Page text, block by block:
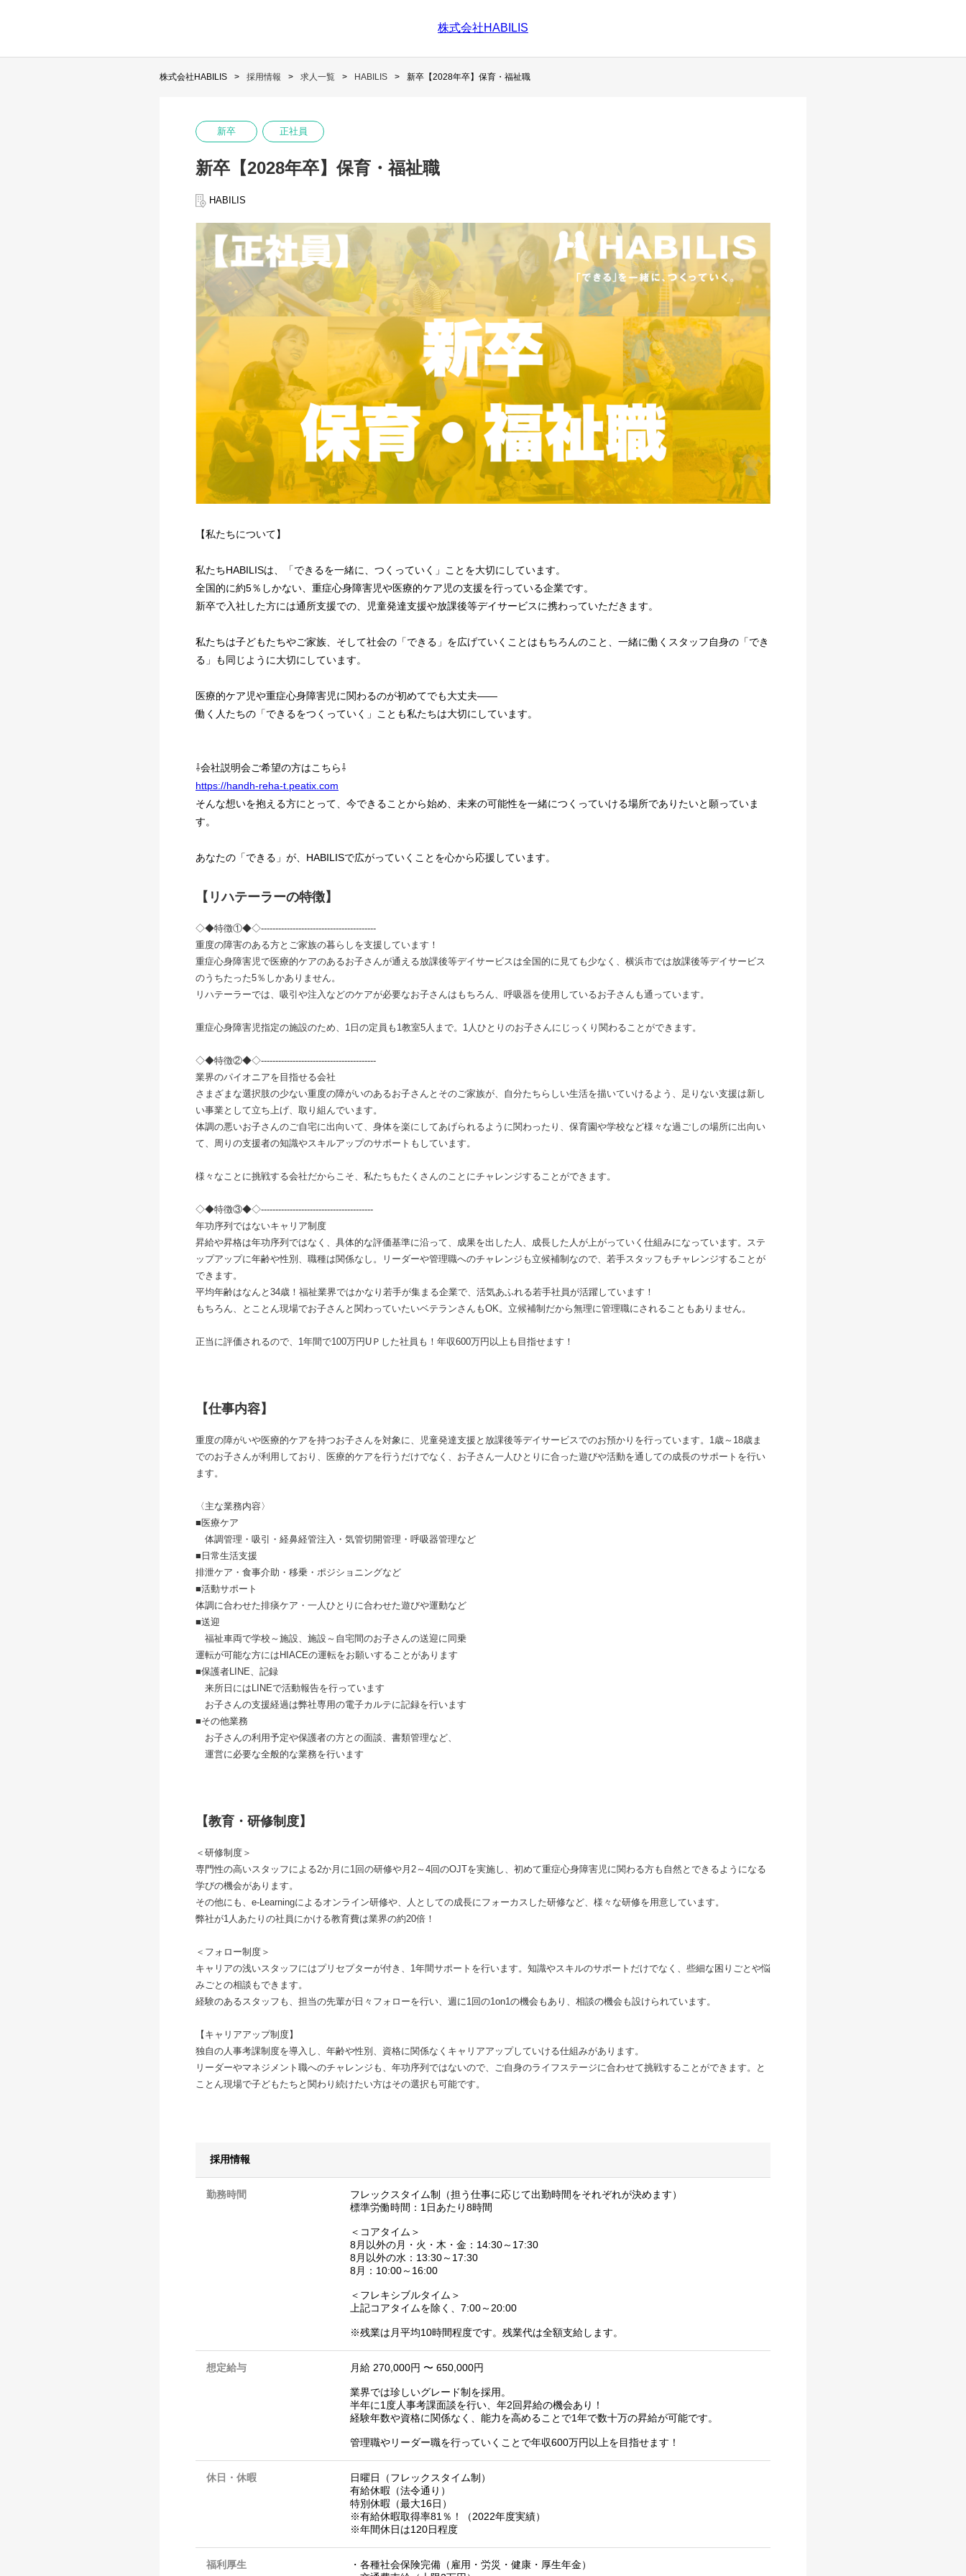
株式会社HABILIS
株式会社HABILIS 採用情報 求人一覧 HABILIS 新卒【2028年卒】保育・福祉職
新卒 正社員
新卒【2028年卒】保育・福祉職
HABILIS
【私たちについて】
私たちHABILISは、「できるを一緒に、つくっていく」ことを大切にしています。
全国的に約5％しかない、重症心身障害児や医療的ケア児の支援を行っている企業です。
新卒で入社した方には通所支援での、児童発達支援や放課後等デイサービスに携わっていただきます。
私たちは子どもたちやご家族、そして社会の「できる」を広げていくことはもちろんのこと、一緒に働くスタッフ自身の「でき
る」も同じように大切にしています。
医療的ケア児や重症心身障害児に関わるのが初めてでも大丈夫――
働く人たちの「できるをつくっていく」ことも私たちは大切にしています。
⇩会社説明会ご希望の方はこちら⇩
https://handh-reha-t.peatix.com
そんな想いを抱える方にとって、今できることから始め、未来の可能性を一緒につくっていける場所でありたいと願っていま
す。
あなたの「できる」が、HABILISで広がっていくことを心から応援しています。
【リハテーラーの特徴】
◇◆特徴①◆◇----------------------------------------
重度の障害のある方とご家族の暮らしを支援しています！
重症心身障害児で医療的ケアのあるお子さんが通える放課後等デイサービスは全国的に見ても少なく、横浜市では放課後等デイサービス
のうちたった5％しかありません。
リハテーラーでは、吸引や注入などのケアが必要なお子さんはもちろん、呼吸器を使用しているお子さんも通っています。
重症心身障害児指定の施設のため、1日の定員も1教室5人まで。1人ひとりのお子さんにじっくり関わることができます。
◇◆特徴②◆◇----------------------------------------
業界のパイオニアを目指せる会社
さまざまな選択肢の少ない重度の障がいのあるお子さんとそのご家族が、自分たちらしい生活を描いていけるよう、足りない支援は新し
い事業として立ち上げ、取り組んでいます。
体調の悪いお子さんのご自宅に出向いて、身体を楽にしてあげられるように関わったり、保育園や学校など様々な過ごしの場所に出向い
て、周りの支援者の知識やスキルアップのサポートもしています。
様々なことに挑戦する会社だからこそ、私たちもたくさんのことにチャレンジすることができます。
◇◆特徴③◆◇---------------------------------------
年功序列ではないキャリア制度
昇給や昇格は年功序列ではなく、具体的な評価基準に沿って、成果を出した人、成長した人が上がっていく仕組みになっています。ステ
ップアップに年齢や性別、職種は関係なし。リーダーや管理職へのチャレンジも立候補制なので、若手スタッフもチャレンジすることが
できます。
平均年齢はなんと34歳！福祉業界ではかなり若手が集まる企業で、活気あふれる若手社員が活躍しています！
もちろん、とことん現場でお子さんと関わっていたいベテランさんもOK。立候補制だから無理に管理職にされることもありません。
正当に評価されるので、1年間で100万円UＰした社員も！年収600万円以上も目指せます！
【仕事内容】
重度の障がいや医療的ケアを持つお子さんを対象に、児童発達支援と放課後等デイサービスでのお預かりを行っています。1歳～18歳ま
でのお子さんが利用しており、医療的ケアを行うだけでなく、お子さん一人ひとりに合った遊びや活動を通しての成長のサポートを行い
ます。
〈主な業務内容〉
■医療ケア
体調管理・吸引・経鼻経管注入・気管切開管理・呼吸器管理など
■日常生活支援
排泄ケア・食事介助・移乗・ポジショニングなど
■活動サポート
体調に合わせた排痰ケア・一人ひとりに合わせた遊びや運動など
■送迎
福祉車両で学校～施設、施設～自宅間のお子さんの送迎に同乗
運転が可能な方にはHIACEの運転をお願いすることがあります
■保護者LINE、記録
来所日にはLINEで活動報告を行っています
お子さんの支援経過は弊社専用の電子カルテに記録を行います
■その他業務
お子さんの利用予定や保護者の方との面談、書類管理など、
運営に必要な全般的な業務を行います
【教育・研修制度】
＜研修制度＞
専門性の高いスタッフによる2か月に1回の研修や月2～4回のOJTを実施し、初めて重症心身障害児に関わる方も自然とできるようになる
学びの機会があります。
その他にも、e-Learningによるオンライン研修や、人としての成長にフォーカスした研修など、様々な研修を用意しています。
弊社が1人あたりの社員にかける教育費は業界の約20倍！
＜フォロー制度＞
キャリアの浅いスタッフにはプリセプターが付き、1年間サポートを行います。知識やスキルのサポートだけでなく、些細な困りごとや悩
みごとの相談もできます。
経験のあるスタッフも、担当の先輩が日々フォローを行い、週に1回の1on1の機会もあり、相談の機会も設けられています。
【キャリアアップ制度】
独自の人事考課制度を導入し、年齢や性別、資格に関係なくキャリアアップしていける仕組みがあります。
リーダーやマネジメント職へのチャレンジも、年功序列ではないので、ご自身のライフステージに合わせて挑戦することができます。と
ことん現場で子どもたちと関わり続けたい方はその選択も可能です。
採用情報
勤務時間
フレックスタイム制（担う仕事に応じて出勤時間をそれぞれが決めます）
標準労働時間：1日あたり8時間
＜コアタイム＞
8月以外の月・火・木・金：14:30～17:30
8月以外の水：13:30～17:30
8月：10:00～16:00
＜フレキシブルタイム＞
上記コアタイムを除く、7:00～20:00
※残業は月平均10時間程度です。残業代は全額支給します。
想定給与 月給 270,000円 〜 650,000円
業界では珍しいグレード制を採用。
半年に1度人事考課面談を行い、年2回昇給の機会あり！
経験年数や資格に関係なく、能力を高めることで1年で数十万の昇給が可能です。
管理職やリーダー職を行っていくことで年収600万円以上を目指せます！
休日・休暇
日曜日（フレックスタイム制）
有給休暇（法令通り）
特別休暇（最大16日）
※有給休暇取得率81％！（2022年度実績）
※年間休日は120日程度
福利厚生
・各種社会保険完備（雇用・労災・健康・厚生年金）